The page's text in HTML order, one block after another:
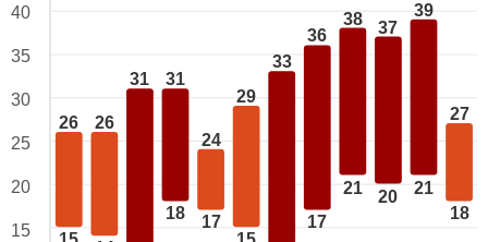
26 26
31 31
18
24
17
29
33
36
17
38
21
37
20
39
21
27
18
40
35
30
25
20
15